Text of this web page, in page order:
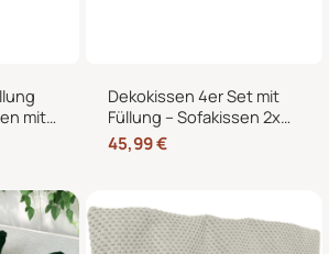
mit
Dekokissen 4er Set mit
Füllung – Sofakissen 2x
50×50 + 2x 35×45 cm –
Zierkissen Couchkissen
45,99€